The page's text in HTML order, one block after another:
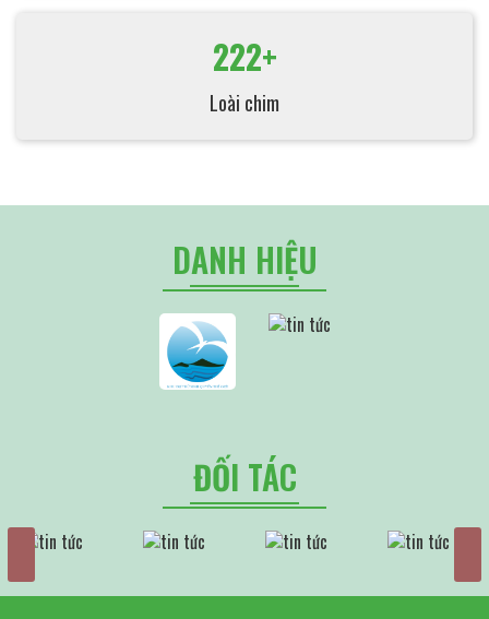
222+
Loài chim
DANH HIỆU
ĐỐI TÁC